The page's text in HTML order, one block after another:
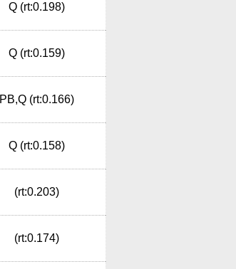
Q (rt:0.198)
Q (rt:0.159)
PB,Q (rt:0.166)
Q (rt:0.158)
(rt:0.203)
(rt:0.174)